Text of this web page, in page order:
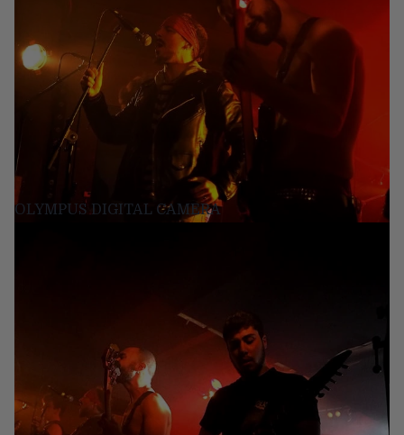
OLYMPUS DIGITAL CAMERA